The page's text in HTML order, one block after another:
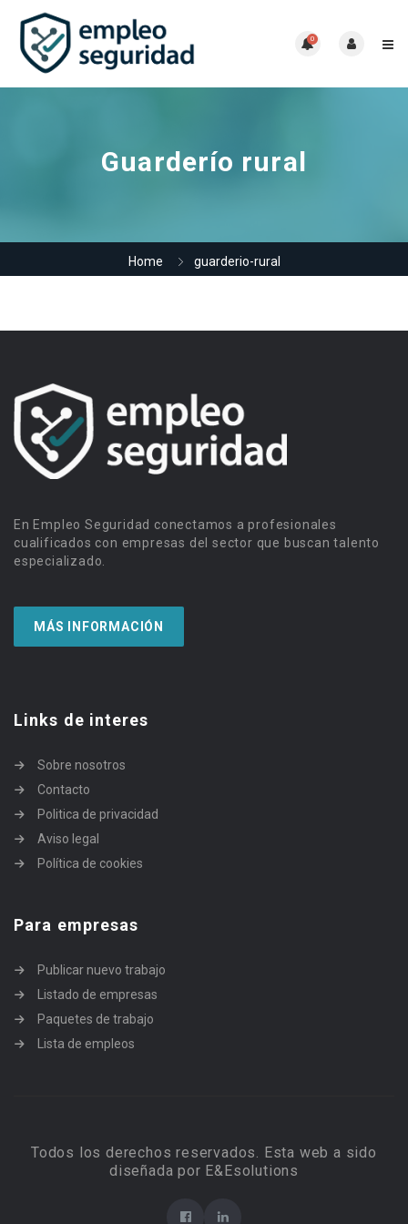
0
Guarderío rural
Home guarderio-rural
En Empleo Seguridad conectamos a profesionales
cualificados con empresas del sector que buscan talento
especializado.
MÁS INFORMACIÓN
Links de interes
Sobre nosotros
Contacto
Politica de privacidad
Aviso legal
Política de cookies
Para empresas
Publicar nuevo trabajo
Listado de empresas
Paquetes de trabajo
Lista de empleos
Todos los derechos reservados. Esta web a sido
diseñada por E&Esolutions